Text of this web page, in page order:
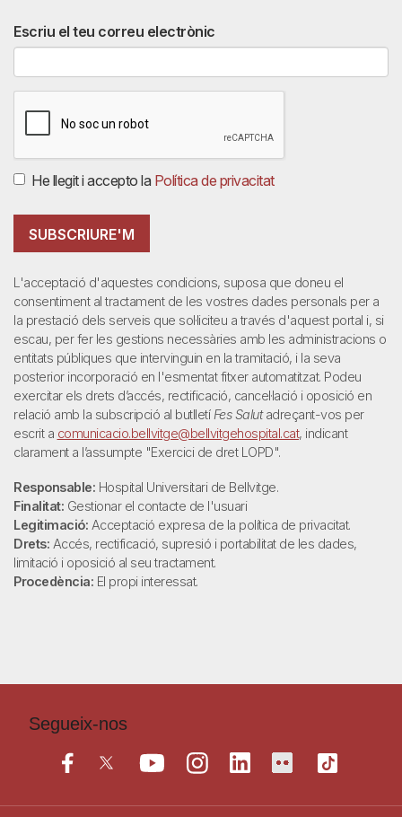
Escriu el teu correu electrònic
He llegit i accepto la Política de privacitat
SUBSCRIURE'M
L'acceptació d'aquestes condicions, suposa que doneu el
consentiment al tractament de les vostres dades personals per a
la prestació dels serveis que sol·liciteu a través d'aquest portal i, si
escau, per fer les gestions necessàries amb les administracions o
entitats públiques que intervinguin en la tramitació, i la seva
posterior incorporació en l'esmentat fitxer automatitzat. Podeu
exercitar els drets d’accés, rectificació, cancel·lació i oposició en
relació amb la subscripció al butlletí Fes Salutadreçant-vos per
escrit a comunicacio.bellvitge@bellvitgehospital.cat, indicant
clarament a l’assumpte "Exercici de dret LOPD".
Responsable: Hospital Universitari de Bellvitge.
Finalitat: Gestionar el contacte de l'usuari
Legitimació: Acceptació expresa de la política de privacitat.
Drets: Accés, rectificació, supresió i portabilitat de les dades,
limitació i oposició al seu tractament.
Procedència: El propi interessat.
Segueix-nos